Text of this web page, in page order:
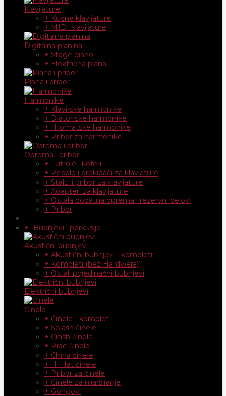
Klavijature
+ Kućne klavijature
+ MIDI klavijature
Digitalna pianina
+ Stage piano
+ Električna piana
Piana i pribor
Harmonike
+ Klavirske harmonike
+ Diatonske harmonike
+ Hromatske harmonike
+ Pribor za harmonike
Oprema i pribor
+ Futrole i koferi
+ Pedale i prekidači za klaviature
+ Stalci i pribor za klavijature
+ Adapteri za klavijature
+ Ostala dodatna oprema i rezervni delovi
+ Pribor
+- Bubnjevi i perkusije
Akustični bubnjevi
+ Akustični bubnjevi - kompleti
+ Kompleti (bez Hardwera)
+ Ostali pojedinačni bubnjevi
Električni bubnjevi
Činele
+ Činele - komplet
+ Splash činele
+ Crash činele
+ Ride činele
+ China činele
+ Hi Hat činele
+ Pribor za činele
+ Činele za marširanje
+ Gongovi